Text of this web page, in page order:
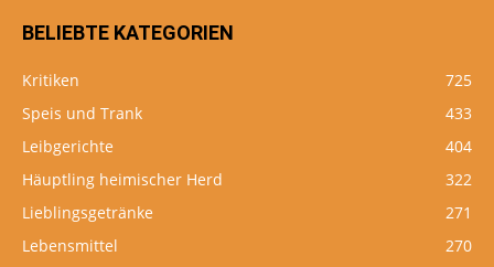
BELIEBTE KATEGORIEN
Kritiken
725
Speis und Trank
433
Leibgerichte
404
Häuptling heimischer Herd
322
Lieblingsgetränke
271
Lebensmittel
270